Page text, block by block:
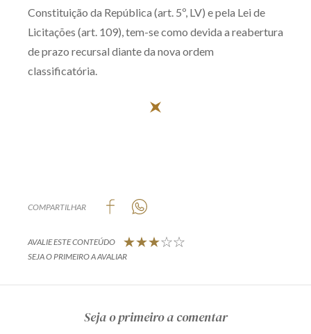
Constituição da República (art. 5º, LV) e pela Lei de
Licitações (art. 109), tem-se como devida a reabertura
de prazo recursal diante da nova ordem
classificatória.
COMPARTILHAR
AVALIE ESTE CONTEÚDO
SEJA O PRIMEIRO A AVALIAR
Seja o primeiro a comentar